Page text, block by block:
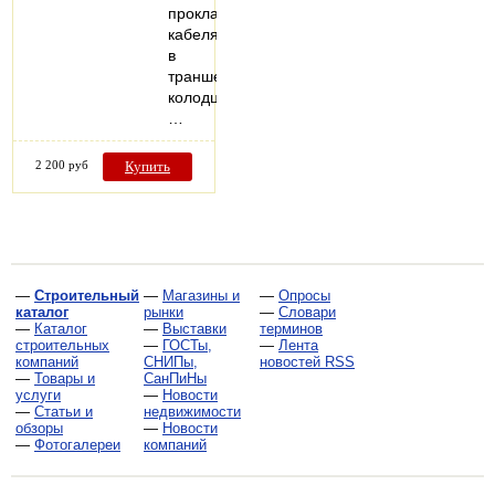
прокладке
кабеля
в
траншеях,
колодцах,
2 200 руб Купить
— Строительный
каталог
— Каталог
строительных
компаний
— Товары и
услуги
— Статьи и
обзоры
— Фотогалереи
— Магазины и
рынки
— Выставки
— ГОСТы,
СНИПы,
СанПиНы
— Новости
недвижимости
— Новости
компаний
— Опросы
— Словари
терминов
— Лента
новостей RSS